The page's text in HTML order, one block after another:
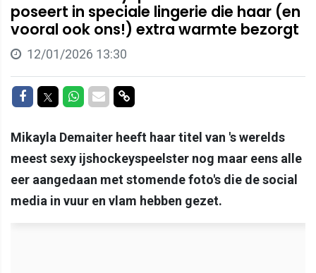
poseert in speciale lingerie die haar (en
vooral ook ons!) extra warmte bezorgt
12/01/2026 13:30
Delen op Facebook
Delen op Twitter
Delen op Whatsapp
Delen via Mail
Delen via link
Mikayla Demaiter heeft haar titel van 's werelds
meest sexy ijshockeyspeelster nog maar eens alle
eer aangedaan met stomende foto's die de social
media in vuur en vlam hebben gezet.